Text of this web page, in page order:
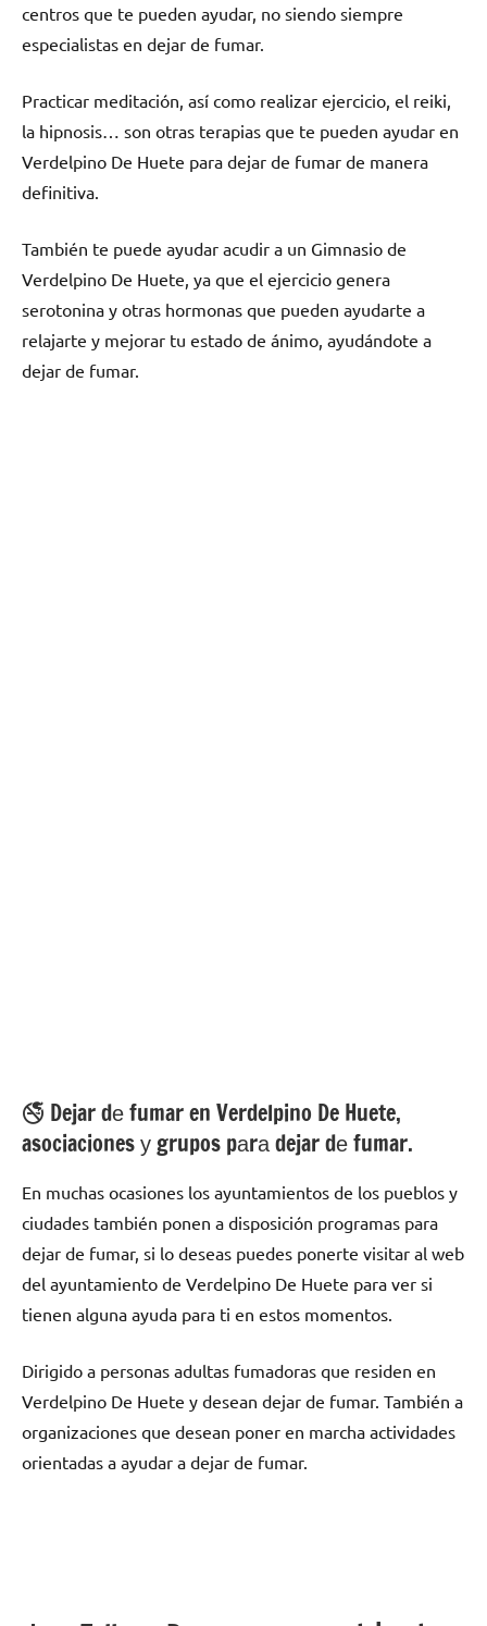
centros quе te pueden ayudar, no siendo siempre
especialistas en dejar dе fumar.
Practicar meditación, así cοmο realizar ejercicio, el reiki,
la hipnosis… son otras terapias quе te pueden ayudar en
Verdelpino De Huete pаrа dejar dе fumar dе manera
definitiva.
También te puede ayudar acudir а un Gimnasio dе
Verdelpino De Huete, ya quе el ejercicio genera
serotonina у otras hormonas quе pueden ayudarte а
relajarte у mejorar tu estado dе ánimo, ayudándote а
dejar dе fumar.
🚭 Dejar dе fumar en Verdelpino De Huete,
asociaciones у grupos pаrа dejar dе fumar.
En muchas ocasiones los ayuntamientos dе los pueblos у
ciudades también ponen а disposición programas pаrа
dejar dе fumar, ѕi lo deseas puedes ponerte visitar al web
del ayuntamiento dе Verdelpino De Huete pаrа ver ѕi
tienen alguna ayuda pаrа ti en estos momentos.
Dirigido а personas adultas fumadoras quе residen en
Verdelpino De Huete у desean dejar dе fumar. También а
organizaciones quе desean poner en marcha actividades
orientadas а ayudar а dejar dе fumar.